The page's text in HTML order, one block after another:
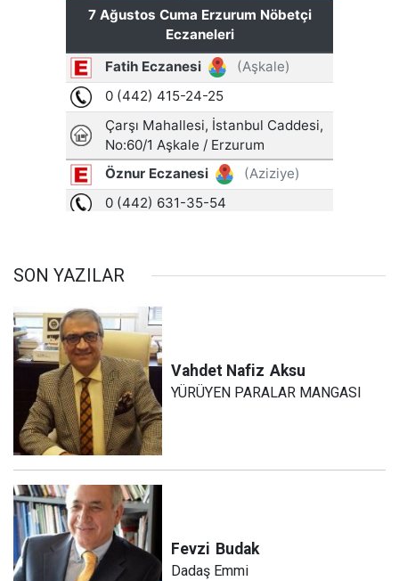
SON YAZILAR
Vahdet Nafiz Aksu
YÜRÜYEN PARALAR MANGASI
Fevzi Budak
Dadaş Emmi